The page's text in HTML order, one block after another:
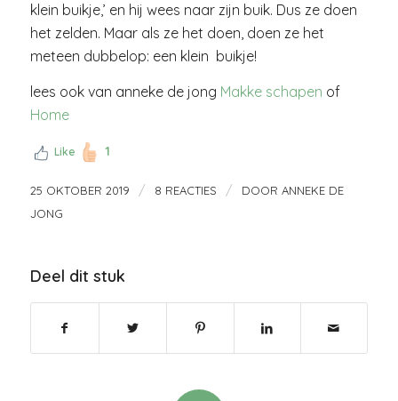
klein buikje,’ en hij wees naar zijn buik. Dus ze doen
het zelden. Maar als ze het doen, doen ze het
meteen dubbelop: een klein buikje!
lees ook van anneke de jong Makke schapen of
Home
Like 1
25 OKTOBER 2019 / 8 REACTIES / DOOR ANNEKE DE
JONG
Deel dit stuk